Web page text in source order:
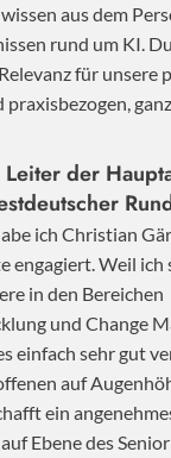
aus dem
rund um KI.
für unsere
Leiter der
ich Christian
engagiert. Weil ich
in den Bereichen
und Change
einfach sehr gut
auf
ein
Ebene des